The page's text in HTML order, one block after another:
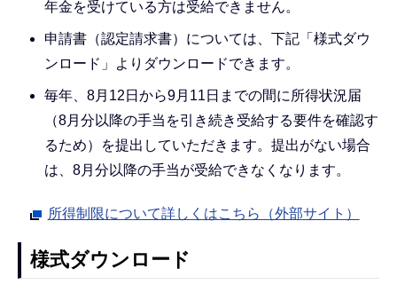
年金を受けている方は受給できません。
申請書（認定請求書）については、下記「様式ダウ
ンロード」よりダウンロードできます。
毎年、8月12日から9月11日までの間に所得状況届
（8月分以降の手当を引き続き受給する要件を確認す
るため）を提出していただきます。提出がない場合
は、8月分以降の手当が受給できなくなります。
所得制限について詳しくはこちら（外部サイト）
様式ダウンロード